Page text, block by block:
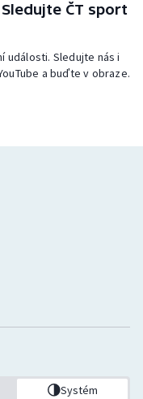
ČT sport
události. Sledujte nás i
a buďte v obraze.
Systém